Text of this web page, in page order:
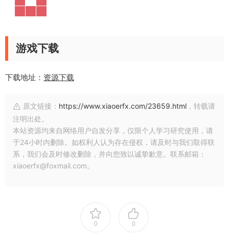
游戏下载
下载地址： 资源下载
原文链接： https://www.xiaoerfx.com/23659.html ，转载请
注明出处。
本站资源均来自网络用户自发分享，仅限个人学习研究使用，请
于24小时内删除。如权利人认为存在侵权，请及时与我们取得联
系，我们会及时修改删除，并向您致以诚挚歉意。联系邮箱：
xiaoerfx@foxmail.com。
0 0